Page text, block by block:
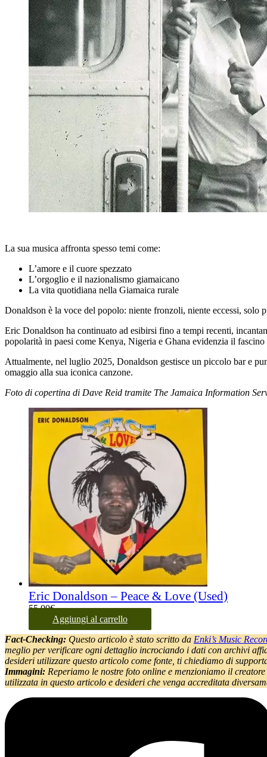
La sua musica affronta spesso temi come:
L’amore e il cuore spezzato
L’orgoglio e il nazionalismo giamaicano
La vita quotidiana nella Giamaica rurale
Donaldson è la voce del popolo: niente fronzoli, niente eccessi, solo
Eric Donaldson ha continuato ad esibirsi fino a tempi recenti,
popolarità in paesi come Kenya, Nigeria e Ghana evidenzia il
Attualmente, nel luglio 2025, Donaldson gestisce un piccolo bar e
omaggio alla sua iconica canzone.
Foto di copertina di Dave Reid tramite The Jamaica Information
Eric Donaldson – Peace & Love (Used)
55,00€
Aggiungi al carrello
Fact-Checking: Questo articolo è stato scritto da Enki’s Music
meglio per verificare ogni dettaglio incrociando i dati con archivi
desideri utilizzare questo articolo come fonte, ti chiediamo di
Immagini: Reperiamo le nostre foto online e menzioniamo il
utilizzata in questo articolo e desideri che venga accreditata